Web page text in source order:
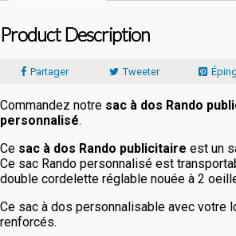
Product Description
Partager Tweeter
Commandez notre sac à dos Rando
personnalisé.
Ce sac à dos Rando publicitaire est un
Ce sac Rando personnalisé est
double cordelette réglable nouée à 2
Ce sac à dos personnalisable avec votre
renforcés.